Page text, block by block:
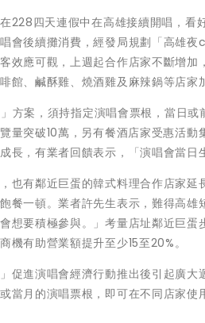
228四天連假中在高雄接續開唱，
會後續攤消費，經發局規劃「高雄
效應可觀，上週起合作店家不斷增
館、鹹酥雞、燒酒雞及麻辣鍋等店家
方案，須持指定演唱會票根，當日
量突破10萬，另有餐酒店家受惠活
長，有業者回饋表示，「演唱會當日
也有鄰近巨蛋的韓式料理合作店家
餐一頓。業者許先生表示，難得高
想要積極參與。」考量店址鄰近巨
機有助營業額提升至少15至20%。
促進演唱會經濟行動推出後引起廣
當月的演唱票根，即可在不同店家